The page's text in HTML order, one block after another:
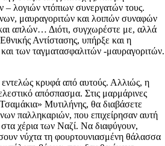
λογιών ντόπιων συνεργατών τους.
μαυραγοριτών και λοιπών συναφών
απλών… Διότι, συγχωρέστε με, αλλά
Αντίστασης, υπήρξε και η
των ταγματασφαλιτών -μαυραγοριτών.
κρυφά από αυτούς. Αλλιώς, η
απόσπασμα. Στις μαρμάρινες
Μυτιλήνης, θα διαβάσετε
παλληκαριών, που επιχείρησαν αυτή
χέρια των Ναζί. Να διαφύγουν,
νύχτα τη φουρτουνιασμένη θάλασσα